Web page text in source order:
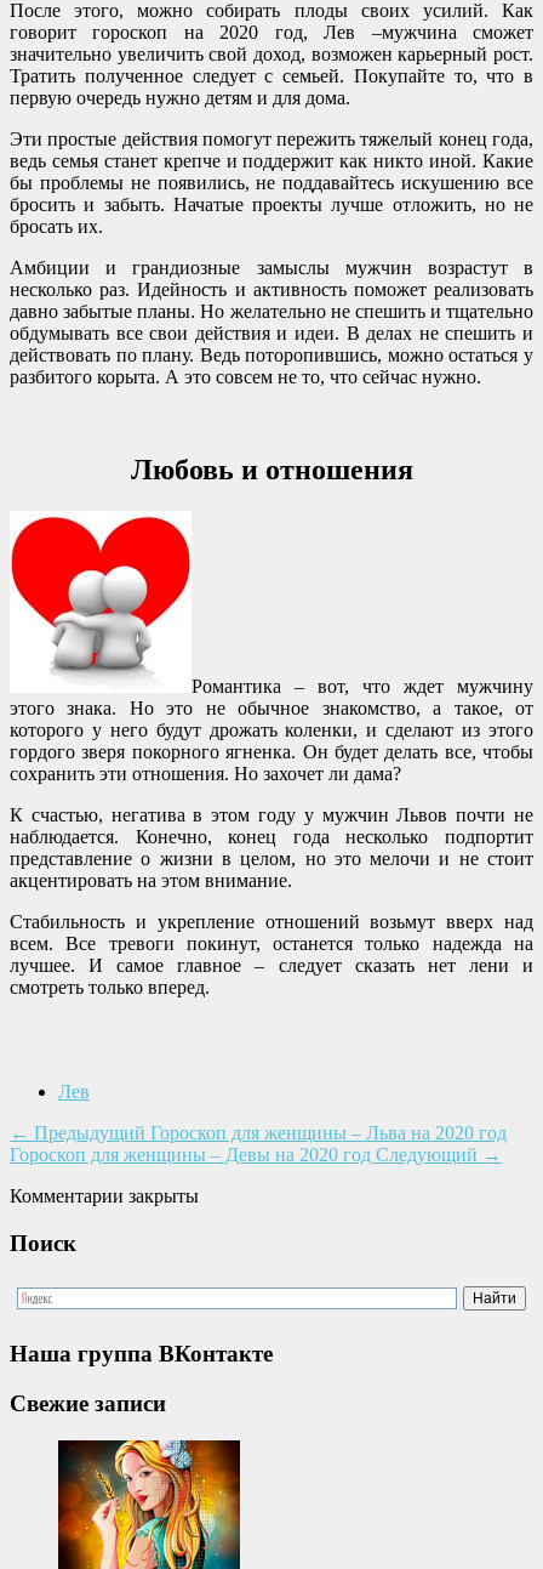
После этого, можно собирать плоды своих усилий. Как
говорит гороскоп на 2020 год, Лев –мужчина сможет
значительно увеличить свой доход, возможен карьерный рост.
Тратить полученное следует с семьей. Покупайте то, что в
первую очередь нужно детям и для дома.
Эти простые действия помогут пережить тяжелый конец года,
ведь семья станет крепче и поддержит как никто иной. Какие
бы проблемы не появились, не поддавайтесь искушению все
бросить и забыть. Начатые проекты лучше отложить, но не
бросать их.
Амбиции и грандиозные замыслы мужчин возрастут в
несколько раз. Идейность и активность поможет реализовать
давно забытые планы. Но желательно не спешить и тщательно
обдумывать все свои действия и идеи. В делах не спешить и
действовать по плану. Ведь поторопившись, можно остаться у
разбитого корыта. А это совсем не то, что сейчас нужно.
Любовь и отношения
Романтика – вот, что ждет мужчину
этого знака. Но это не обычное знакомство, а такое, от
которого у него будут дрожать коленки, и сделают из этого
гордого зверя покорного ягненка. Он будет делать все, чтобы
сохранить эти отношения. Но захочет ли дама?
К счастью, негатива в этом году у мужчин Львов почти не
наблюдается. Конечно, конец года несколько подпортит
представление о жизни в целом, но это мелочи и не стоит
акцентировать на этом внимание.
Стабильность и укрепление отношений возьмут вверх над
всем. Все тревоги покинут, останется только надежда на
лучшее. И самое главное – следует сказать нет лени и
смотреть только вперед.
Лев
← Предыдущий Гороскоп для женщины – Льва на 2020 год
Гороскоп для женщины – Девы на 2020 год Следующий →
Комментарии закрыты
Поиск
Наша группа ВКонтакте
Свежие записи